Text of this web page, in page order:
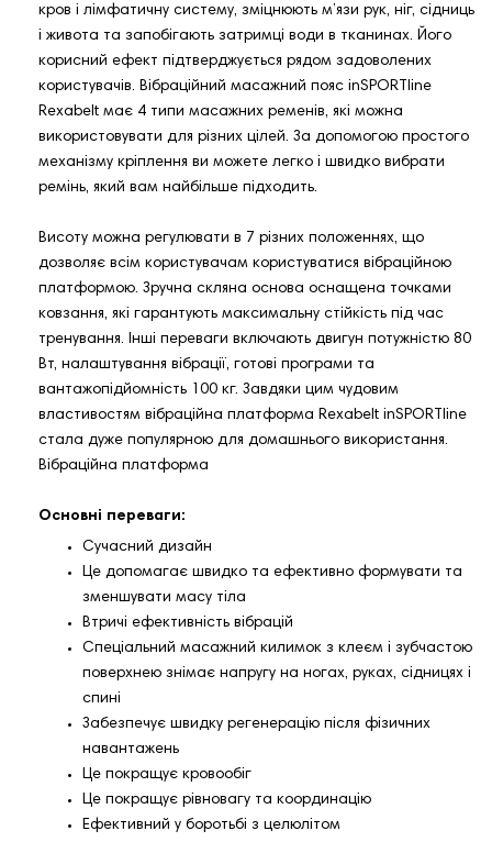
кров і лімфатичну систему, зміцнюють м’язи рук, ніг, сідниць
і живота та запобігають затримці води в тканинах. Його
корисний ефект підтверджується рядом задоволених
користувачів. Вібраційний масажний пояс inSPORTline
Rexabelt має 4 типи масажних ременів, які можна
використовувати для різних цілей. За допомогою простого
механізму кріплення ви можете легко і швидко вибрати
ремінь, який вам найбільше підходить.
Висоту можна регулювати в 7 різних положеннях, що
дозволяє всім користувачам користуватися вібраційною
платформою. Зручна скляна основа оснащена точками
ковзання, які гарантують максимальну стійкість під час
тренування. Інші переваги включають двигун потужністю 80
Вт, налаштування вібрації, готові програми та
вантажопідйомність 100 кг. Завдяки цим чудовим
властивостям вібраційна платформа Rexabelt inSPORTline
стала дуже популярною для домашнього використання.
Вібраційна платформа
Основні переваги:
Сучасний дизайн
Це допомагає швидко та ефективно формувати та
зменшувати масу тіла
Втричі ефективність вібрацій
Спеціальний масажний килимок з клеєм і зубчастою
поверхнею знімає напругу на ногах, руках, сідницях і
спині
Забезпечує швидку регенерацію після фізичних
навантажень
Це покращує кровообіг
Це покращує рівновагу та координацію
Ефективний у боротьбі з целюлітом